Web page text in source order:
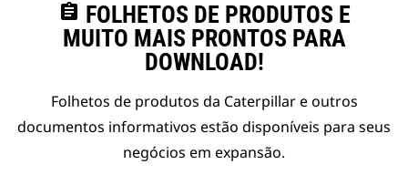
assignment FOLHETOS DE PRODUTOS E
MUITO MAIS PRONTOS PARA
DOWNLOAD!
Folhetos de produtos da Caterpillar e outros
documentos informativos estão disponíveis para seus
negócios em expansão.